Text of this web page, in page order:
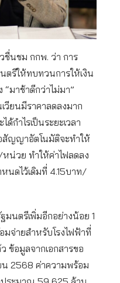
ชื่นชม กกพ. ว่า การ
ตรีให้ทบทวนการให้เงิน
“มาช้าดีกว่าไม่มา”
วียนมีราคาลดลงมาก
กำไรเป็นระยะเวลา
สัญญาอัตโนมัติจะทำให้
หน่วย ทำให้ค่าไฟลดลง
นดไว้เดิมที่ 4.15บาท/
มนตรีเพิ่มอีกอย่างน้อย 1
มจ่ายสำหรับโรงไฟฟ้าที่
ข้อมูลจากเอกสารขอ
น 2568 ค่าความพร้อม